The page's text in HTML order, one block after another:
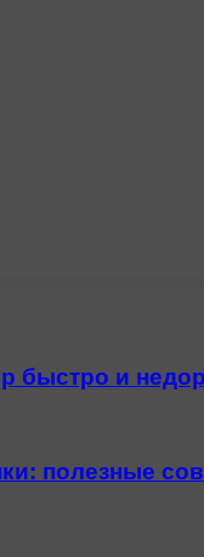
быстро и
полезные